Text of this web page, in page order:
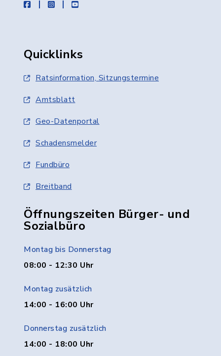
facebookinstagramyoutube
Quicklinks
Ratsinformation, Sitzungstermine
Amtsblatt
Geo-Datenportal
Schadensmelder
Fundbüro
Breitband
Öffnungszeiten Bürger- und
Sozialbüro
Montag bis Donnerstag
08:00 - 12:30 Uhr
Montag zusätzlich
14:00 - 16:00 Uhr
Donnerstag zusätzlich
14:00 - 18:00 Uhr